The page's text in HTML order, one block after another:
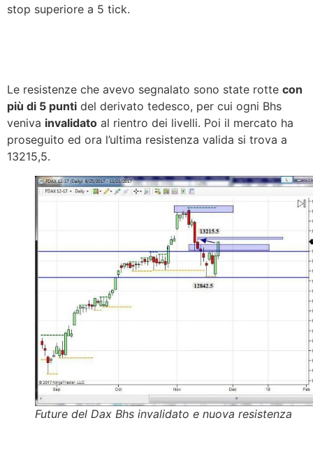
stop superiore a 5 tick.
Le resistenze che avevo segnalato sono state rotte con
più di 5 punti del derivato tedesco, per cui ogni Bhs
veniva invalidato al rientro dei livelli. Poi il mercato ha
proseguito ed ora l’ultima resistenza valida si trova a
13215,5.
Future del Dax Bhs invalidato e nuova resistenza